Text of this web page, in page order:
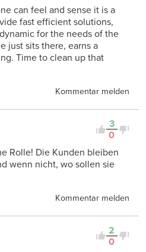
can feel and sense it is a
fast efficient solutions,
for the needs of the
just sits there, earns a
Time to clean up that
Kommentar melden
3
0
Rolle! Die Kunden bleiben
wenn nicht, wo sollen sie
Kommentar melden
2
0